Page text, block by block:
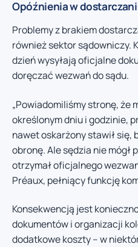
Opóźnienia w
Problemy z brakiem
również sektor sądowniczy.
dzień wysyłają oficjalne
doręczać wezwań do sądu.
„Powiadomiliśmy stronę, że
określonym dniu i godzinie,
nawet oskarżony stawił się,
obronę. Ale sędzia nie mógł
otrzymał oficjalnego
Préaux, pełniący funkcję
Konsekwencją jest
dokumentów i organizacji
dodatkowe koszty – w